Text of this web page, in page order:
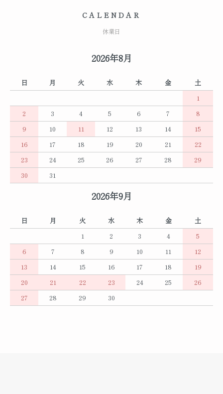
CALENDAR
休業日
2026年8月
日 月 火 水 木 金
土
1
2
3 4 5 6 7
8
9
10 11 12 13 14
15
16
17 18 19 20 21
22
23
24 25 26 27 28
29
30
31
2026年9月
日 月 火 水 木 金
土
1
2 3 4
5
6
7 8 9 10 11
12
13
14 15 16 17 18
19
20
21 22 23 24 25
26
27
28 29 30